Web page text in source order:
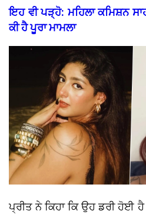
ਇਹ ਵੀ ਪੜ੍ਹੋ: ਮਹਿਲਾ ਕਮਿਸ਼ਨ
ਕੀ ਹੈ ਪੂਰਾ ਮਾਮਲਾ
ਪ੍ਰੀਤ ਨੇ ਕਿਹਾ ਕਿ ਉਹ ਡਰੀ ਹੋਈ